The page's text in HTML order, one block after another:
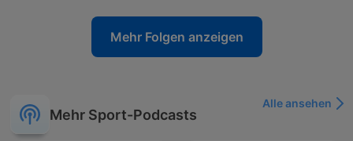
Mehr Folgen anzeigen
Mehr Sport-Podcasts
Alle ansehen